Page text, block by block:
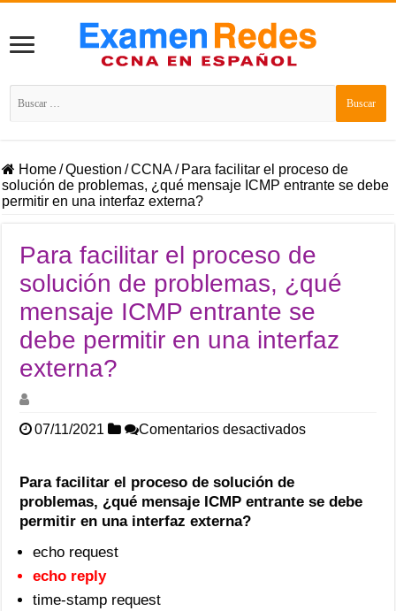
Buscar:
Home/Question /CCNA/ Para facilitar el proceso de
solución de problemas, ¿qué mensaje ICMP entrante se debe
permitir en una interfaz externa?
Para facilitar el proceso de
solución de problemas, ¿qué
mensaje ICMP entrante se
debe permitir en una interfaz
externa?
07/11/2021 Comentarios desactivadosen
de
Para facilitar el proceso de solución de
problemas, ¿qué mensaje ICMP entrante se debe
permitir en una interfaz externa?
echo request
echo reply
time-stamp request